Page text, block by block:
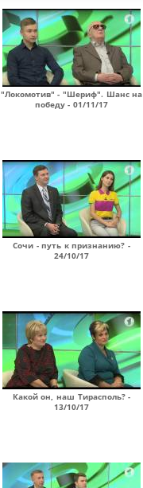
"Локомотив" - "Шериф". Шанс на
победу - 01/11/17
Сочи - путь к признанию? -
24/10/17
Какой он, наш Тирасполь? -
13/10/17